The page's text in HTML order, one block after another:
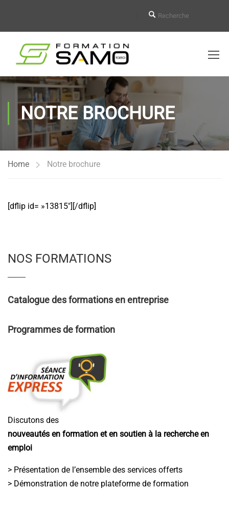
NOTRE BROCHURE
Home Notre brochure
[dflip id= »13815″][/dflip]
NOS FORMATIONS
Catalogue des formations en entreprise
Programmes de formation
Discutons des
nouveautés en formation et en soutien à la recherche en
emploi
> Présentation de l’ensemble des services offerts
> Démonstration de notre plateforme de formation